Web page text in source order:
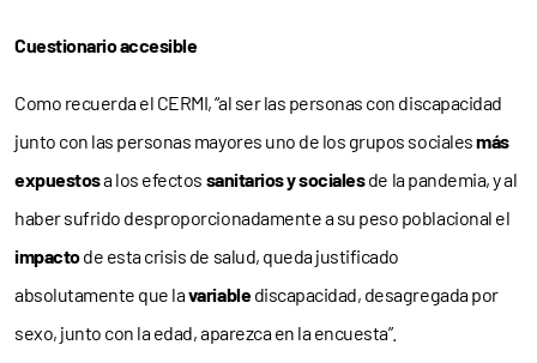
Cuestionario accesible
Como recuerda el CERMI, “al ser las personas con discapacidad
junto con las personas mayores uno de los grupos socialesmás
expuestosa los efectos sanitarios y socialesde la pandemia, y al
haber sufrido desproporcionadamente a su peso poblacional el
impactode esta crisis de salud, queda justificado
absolutamente que lavariablediscapacidad, desagregada por
sexo, junto con la edad, aparezca en la encuesta”.